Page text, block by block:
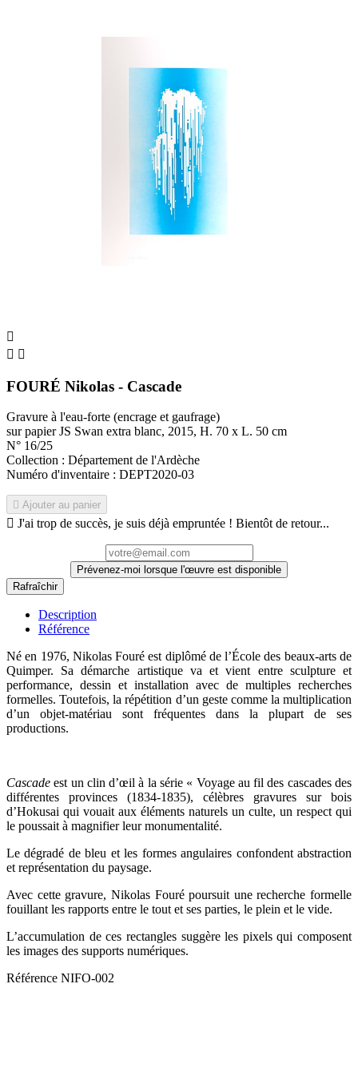

 
FOURÉ Nikolas - Cascade
Gravure à l'eau-forte (encrage et gaufrage)
sur papier JS Swan extra blanc, 2015, H. 70 x L. 50 cm
N° 16/25
Collection : Département de l'Ardèche
Numéro d'inventaire : DEPT2020-03
 Ajouter au panier
 J'ai trop de succès, je suis déjà empruntée ! Bientôt de retour...
Prévenez-moi lorsque l'œuvre est disponible
Description
Référence
Né en 1976, Nikolas Fouré est diplômé de l’École des beaux-arts de
Quimper. Sa démarche artistique va et vient entre sculpture et
performance, dessin et installation avec de multiples recherches
formelles. Toutefois, la répétition d’un geste comme la multiplication
d’un objet-matériau sont fréquentes dans la plupart de ses
productions.
Cascade est un clin d’œil à la série « Voyage au fil des cascades des
différentes provinces (1834-1835), célèbres gravures sur bois
d’Hokusai qui vouait aux éléments naturels un culte, un respect qui
le poussait à magnifier leur monumentalité.
Le dégradé de bleu et les formes angulaires confondent abstraction
et représentation du paysage.
Avec cette gravure, Nikolas Fouré poursuit une recherche formelle
fouillant les rapports entre le tout et ses parties, le plein et le vide.
L’accumulation de ces rectangles suggère les pixels qui composent
les images des supports numériques.
Référence NIFO-002